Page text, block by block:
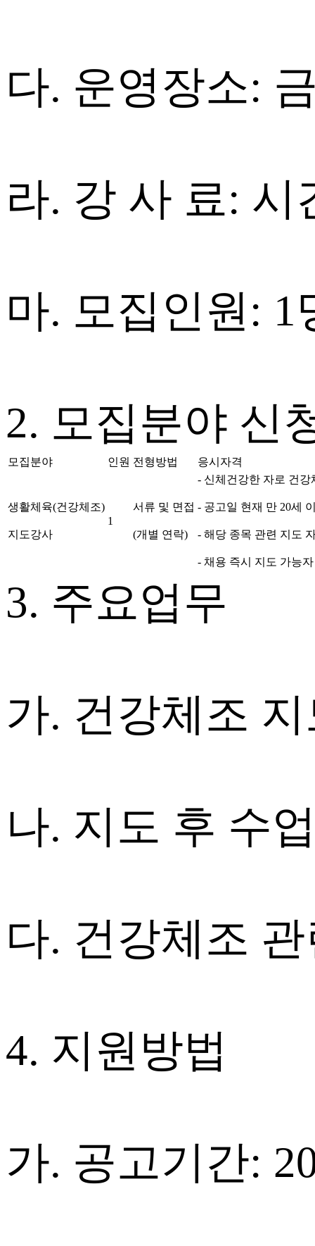
다. 운영장소:
라. 강 사 료: 시
마. 모집인원: 1
2. 모집분야 신
모집분야 인원 전형방법 응시자격
생활체육(건강체조)
지도강사
1
서류 및 면접
(개별 연락)
- 신체건강한 자로 건
- 공고일 현재 만 20세
- 해당 종목 관련 지도
- 채용 즉시 지도 가능자
3. 주요업무
가. 건강체조
나. 지도 후 수
다. 건강체조
4. 지원방법
가. 공고기간: